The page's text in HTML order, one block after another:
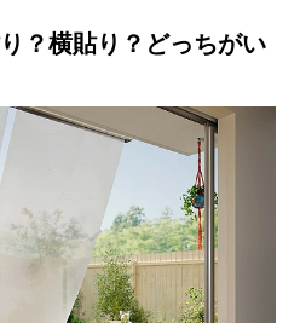
？横貼り？どっちがい